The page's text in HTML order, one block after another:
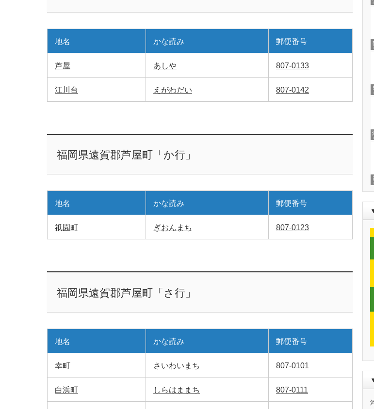
地名 かな読み 郵便番号
芦屋 あしや 807-0133
江川台 えがわだい 807-0142
福岡県遠賀郡芦屋町「か行」
地名 かな読み 郵便番号
祇園町 ぎおんまち 807-0123
福岡県遠賀郡芦屋町「さ行」
地名 かな読み 郵便番号
幸町 さいわいまち 807-0101
白浜町 しらはままち 807-0111